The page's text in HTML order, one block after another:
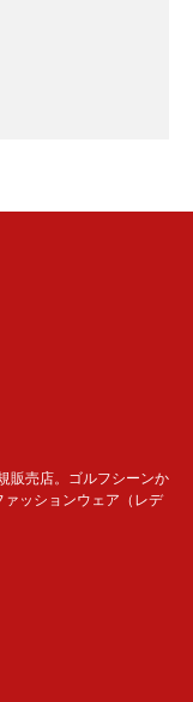
販売店。ゴルフシーンか
ッションウェア（レデ